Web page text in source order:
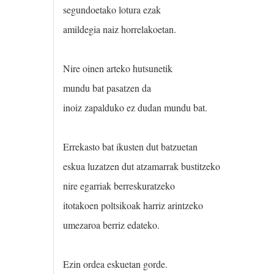
segundoetako lotura ezak
amildegia naiz horrelakoetan.
Nire oinen arteko hutsunetik
mundu bat pasatzen da
inoiz zapalduko ez dudan mundu bat.
Errekasto bat ikusten dut batzuetan
eskua luzatzen dut atzamarrak bustitzeko
nire egarriak berreskuratzeko
itotakoen poltsikoak harriz arintzeko
umezaroa berriz edateko.
Ezin ordea eskuetan gorde.